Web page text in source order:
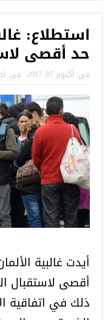
استطلاع:
حد أقصى
فى: أكتوبر 07, 2017 فى:
أيدت غالبية
أقصى لاستقبال
ذلك في اتفاقية